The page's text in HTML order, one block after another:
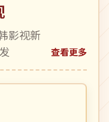
影视新
查看更多